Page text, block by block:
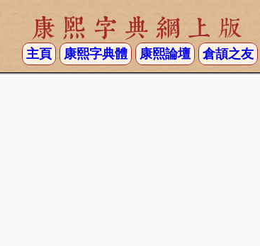
康熙字典網上版
主頁 康熙字典體 康熙論壇 倉頡之友